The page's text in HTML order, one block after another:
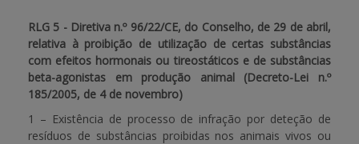
RLG 5 - Diretiva n.º 96/22/CE, do Conselho, de 29 de abril,
relativa à proibição de utilização de certas substâncias
com efeitos hormonais ou tireostáticos e de substâncias
beta-agonistas em produção animal (Decreto-Lei n.º
185/2005, de 4 de novembro)
1 – Existência de processo de infração por deteção de
resíduos de substâncias proibidas nos animais vivos ou